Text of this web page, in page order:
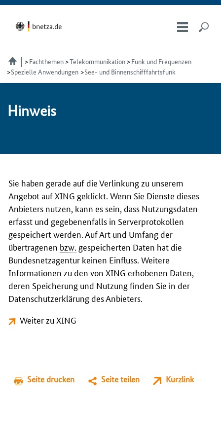
Fachthemen Telekom­munikation
Funk und Frequenzen
Spezielle Anwendungen
See- und Binnenschifffahrtsfunk
Hin­weis
Sie haben gerade auf die Verlinkung zu unserem
Angebot auf XING geklickt. Wenn Sie Dienste dieses
Anbieters nutzen, kann es sein, dass Nutzungsdaten
erfasst und gegebenenfalls in Serverprotokollen
gespeichert werden. Auf Art und Umfang der
übertragenen bzw. gespeicherten Daten hat die
Bundesnetzagentur keinen Einfluss. Weitere
Informationen zu den von XING erhobenen Daten,
deren Speicherung und Nutzung finden Sie in der
Datenschutzerklärung des Anbieters.
Weiter zu XING
Seite drucken Seite teilen Kurzlink